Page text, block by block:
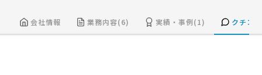
会社情報 業務内容(6) 実績・事例(1) クチコ